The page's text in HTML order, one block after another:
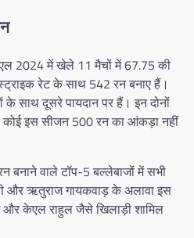
2024 में खेले 11 मैचों में 67.75 की
रेट के साथ 542 रन बनाए हैं।
साथ दूसरे पायदान पर हैं। इन दोनों
कोई इस सीजन 500 रन का आंकड़ा नहीं
बनाने वाले टॉप-5 बल्लेबाजों में सभी
और ऋतुराज गायकवाड़ के अलावा इस
और केएल राहुल जैसे खिलाड़ी शामिल